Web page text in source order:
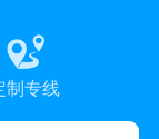
制专线